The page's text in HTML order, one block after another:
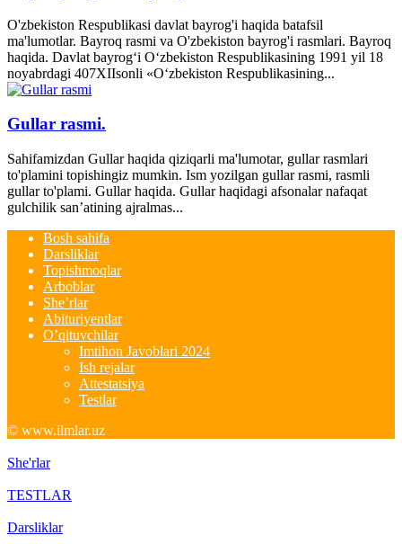
O'zbekiston Respublikasi davlat bayrog'i haqida batafsil
ma'lumotlar. Bayroq rasmi va O'zbekiston bayrog'i rasmlari. Bayroq
haqida. Davlat bayrog‘i O‘zbekiston Respublikasining 1991 yil 18
noyabrdagi 407­XII­sonli «O‘zbekiston Respublikasining...
Gullar rasmi.
Sahifamizdan Gullar haqida qiziqarli ma'lumotar, gullar rasmlari
to'plamini topishingiz mumkin. Ism yozilgan gullar rasmi, rasmli
gullar to'plami. Gullar haqida. Gullar haqidagi afsonalar nafaqat
gulchilik san’atining ajralmas...
Bosh sahifa
Darsliklar
Topishmoqlar
Arboblar
She’rlar
Abituriyentlar
O’qituvchilar
Imtihon Javoblari 2024
Ish rejalar
Attestatsiya
Testlar
© www.ilmlar.uz
She'rlar
TESTLAR
Darsliklar